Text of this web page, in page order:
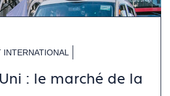
: le marché de la